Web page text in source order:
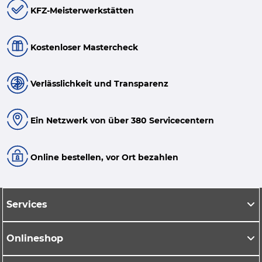
KFZ-Meisterwerkstätten
Kostenloser Mastercheck
Verlässlichkeit und Transparenz
Ein Netzwerk von über 380 Servicecentern
Online bestellen, vor Ort bezahlen
Services
Onlineshop